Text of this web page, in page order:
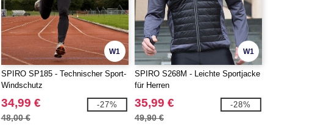
W1
SPIRO SP185 - Technischer Sport-
Windschutz
34,99 €
48,00 €
-27%
W1
SPIRO S268M - Leichte Sportjacke
für Herren
35,99 €
49,90 €
-28%